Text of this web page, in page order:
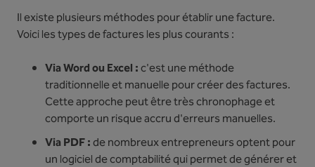
Il existe plusieurs méthodes pour établir une facture.
Voici les types de factures les plus courants :
Via Word ou Excel :c'est une méthode
traditionnelle et manuelle pour créer des factures.
Cette approche peut être très chronophage et
comporte un risque accru d'erreurs manuelles.
Via PDF :de nombreux entrepreneurs optent pour
un logiciel de comptabilité qui permet de générer et